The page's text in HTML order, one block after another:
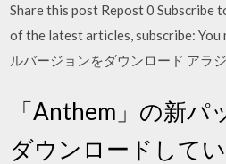
Share this post Repost 0 Subscribe
of the latest articles, subscribe: You
ルバージョンをダウンロード アラ
「Anthem」の新パ
ダウンロードして